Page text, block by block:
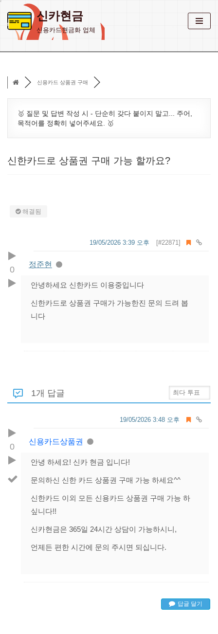
콘
너
신카현금
신용카드현금화 업체
신용카드 상품권 구매
🥇 질문 및 답변 작성 시 - 단순히 갖다 붙이지 말고... 주어,
목적어를 정확히 넣어주세요. 🥇
신한카드로 상품권 구매 가능 할까요?
해결됨
0
[#22871]
19/05/2026 3:39 오후
정준현
안녕하세요 신한카드 이용중입니다
신한카드로 상품권 구매가 가능한진 문의 드려 봅
니다
1개 답글
0
19/05/2026 3:48 오후
신용카드상품권
안녕 하세요! 신카 현금 입니다!
문의하신 신한 카드 상품권 구매 가능 하세요^^
신한카드 이외 모든 신용카드 상품권 구매 가능 하
싶니다!!
신카현금은 365일 24시간 상담이 가능하시니,
언제든 편한 시간에 문의 주시면 되십니다.
답글 달기